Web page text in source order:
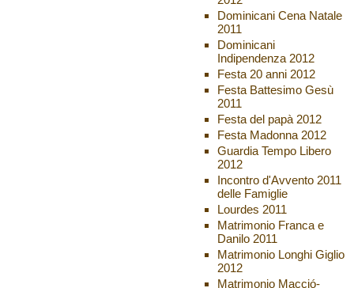
Dominicani Cena Natale
2011
Dominicani
Indipendenza 2012
Festa 20 anni 2012
Festa Battesimo Gesù
2011
Festa del papà 2012
Festa Madonna 2012
Guardia Tempo Libero
2012
Incontro d'Avvento 2011
delle Famiglie
Lourdes 2011
Matrimonio Franca e
Danilo 2011
Matrimonio Longhi Giglio
2012
Matrimonio Macció-